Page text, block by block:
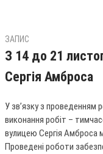
ЗАПИС
З 14 до 21
Сергія Амброса
У зв’язку з проведенням
виконання робіт –
вулицею Сергія Амброса
Проведені роботи